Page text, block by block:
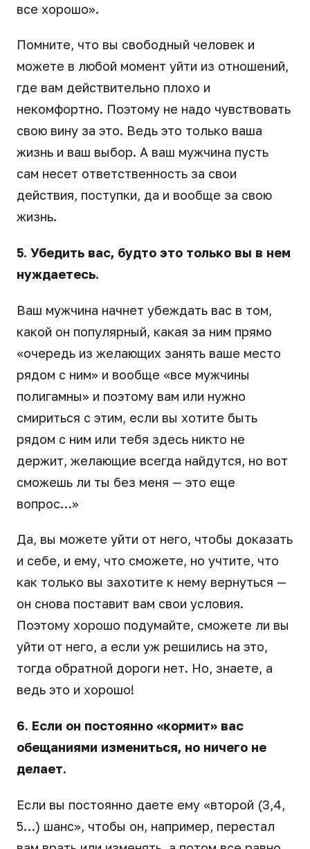
все хорошо».
Помните, что вы свободный человек и
можете в любой момент уйти из отношений,
где вам действительно плохо и
некомфортно. Поэтому не надо чувствовать
свою вину за это. Ведь это только ваша
жизнь и ваш выбор. А ваш мужчина пусть
сам несет ответственность за свои
действия, поступки, да и вообще за свою
жизнь.
5. Убедить вас, будто это только вы в нем
нуждаетесь.
Ваш мужчина начнет убеждать вас в том,
какой он популярный, какая за ним прямо
«очередь из желающих занять ваше место
рядом с ним» и вообще «все мужчины
полигамны» и поэтому вам или нужно
смириться с этим, если вы хотите быть
рядом с ним или тебя здесь никто не
держит, желающие всегда найдутся, но вот
сможешь ли ты без меня — это еще
вопрос…»
Да, вы можете уйти от него, чтобы доказать
и себе, и ему, что сможете, но учтите, что
как только вы захотите к нему вернуться —
он снова поставит вам свои условия.
Поэтому хорошо подумайте, сможете ли вы
уйти от него, а если уж решились на это,
тогда обратной дороги нет. Но, знаете, а
ведь это и хорошо!
6. Если он постоянно «кормит» вас
обещаниями измениться, но ничего не
делает.
Если вы постоянно даете ему «второй (3,4,
5…) шанс», чтобы он, например, перестал